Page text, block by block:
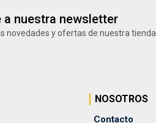
a nuestra newsletter
novedades y ofertas de nuestra tienda.
NOSOTROS
Contacto